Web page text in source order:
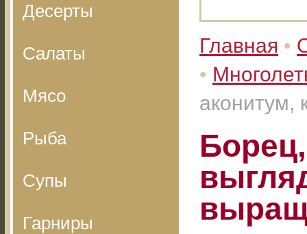
Десерты
Салаты
Мясо
Рыба
Супы
Гарниры
Главная •
•
аконитум,